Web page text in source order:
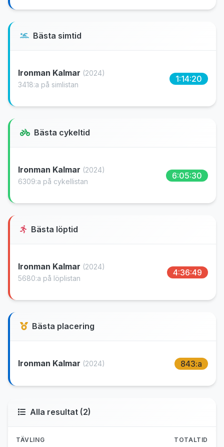
Bästa simtid
Ironman Kalmar (2024)
3418:a på simlistan
1:14:20
Bästa cykeltid
Ironman Kalmar (2024)
6309:a på cykellistan
6:05:30
Bästa löptid
Ironman Kalmar (2024)
5680:a på löplistan
4:36:49
Bästa placering
Ironman Kalmar (2024) 843:a
Alla resultat (2)
TÄVLING TOTALTID